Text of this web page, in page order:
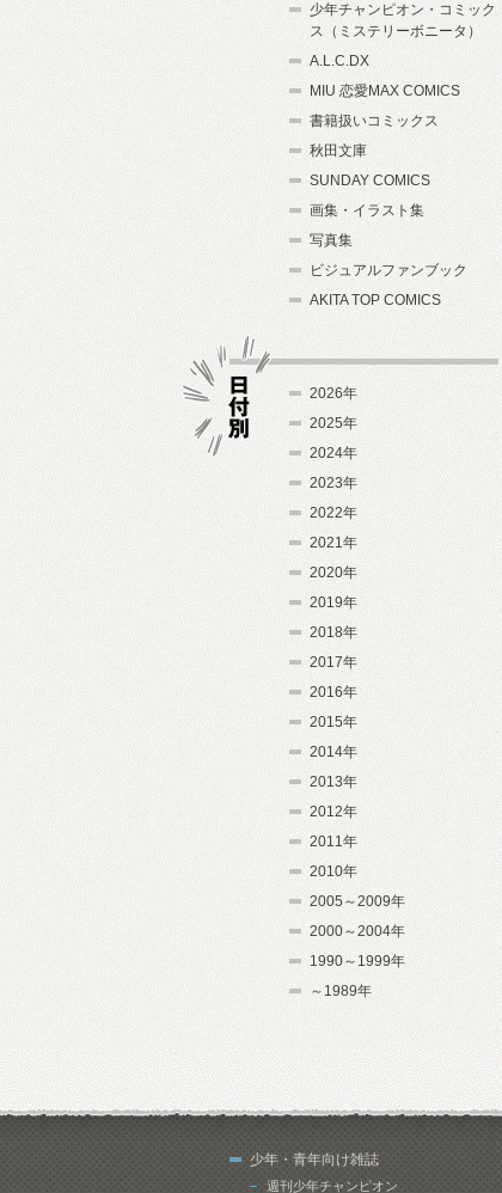
少年チャンピオン・コミック
ス（ミステリーボニータ）
A.L.C.DX
MIU 恋愛MAX COMICS
書籍扱いコミックス
秋田文庫
SUNDAY COMICS
画集・イラスト集
写真集
ビジュアルファンブック
AKITA TOP COMICS
2026年
2025年
2024年
2023年
2022年
2021年
2020年
2019年
2018年
2017年
2016年
2015年
2014年
2013年
2012年
2011年
2010年
2005～2009年
2000～2004年
1990～1999年
～1989年
少年・青年向け雑誌
週刊少年チャンピオン